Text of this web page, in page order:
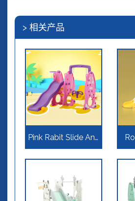
> 相关产品
Pink Rabit Slide And
Swing 3 In 1